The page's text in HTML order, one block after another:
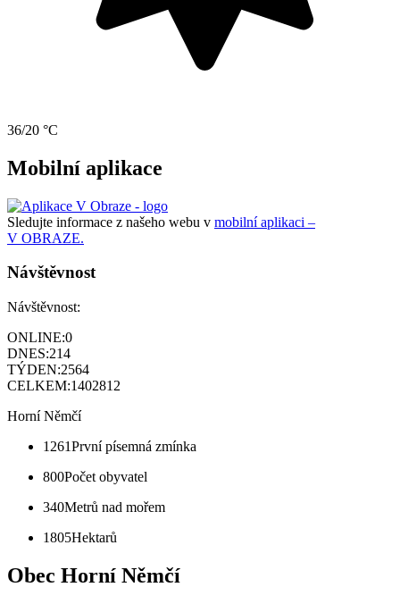
36/20 °C
Mobilní aplikace
Sledujte informace z našeho webu v mobilní aplikaci –
V OBRAZE.
Návštěvnost
Návštěvnost:
ONLINE:0
DNES:214
TÝDEN:2564
CELKEM:1402812
Horní Němčí
1261První písemná zmínka
800Počet obyvatel
340Metrů nad mořem
1805Hektarů
Obec Horní Němčí